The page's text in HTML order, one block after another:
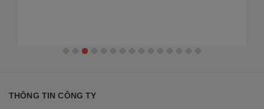
THÔNG TIN CÔNG TY